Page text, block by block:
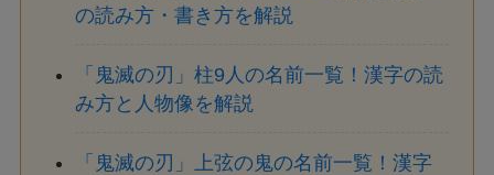
の読み方・書き方を解説
「鬼滅の刃」柱9人の名前一覧！漢字の読
み方と人物像を解説
「鬼滅の刃」上弦の鬼の名前一覧！漢字